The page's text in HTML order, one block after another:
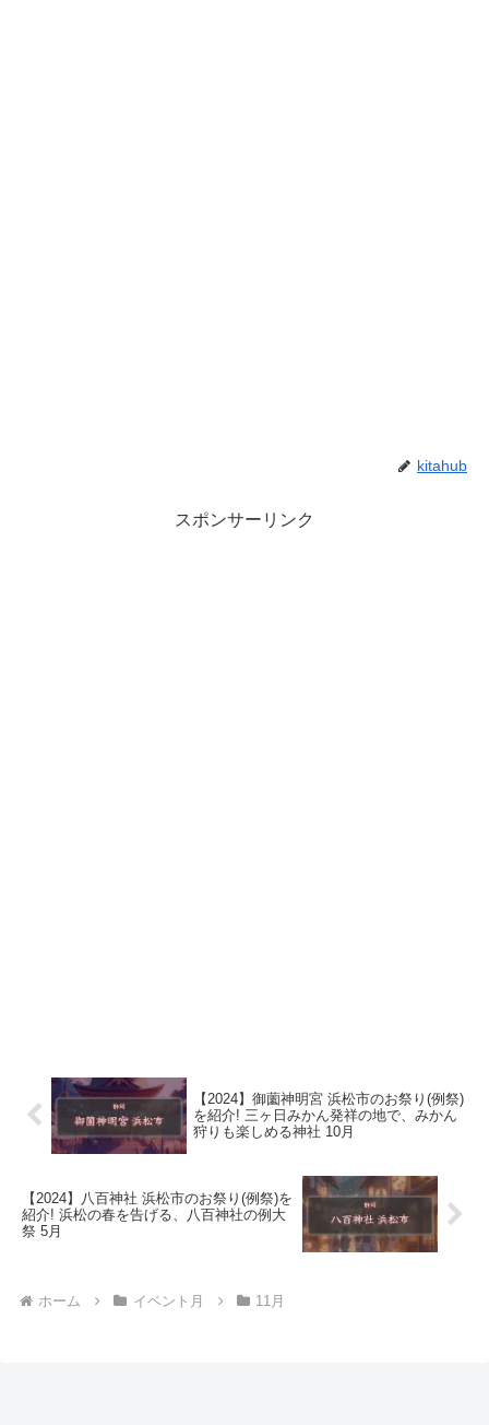
kitahub
スポンサーリンク
【2024】御薗神明宮 浜松市のお祭り(例祭)
を紹介! 三ヶ日みかん発祥の地で、みかん
狩りも楽しめる神社 10月
【2024】八百神社 浜松市のお祭り(例祭)を
紹介! 浜松の春を告げる、八百神社の例大
祭 5月
ホーム イベント月 11月